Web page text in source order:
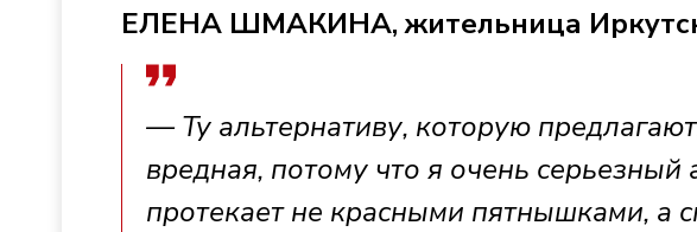
ЕЛЕНА ШМАКИНА, жительница
— Ту альтернативу, которую
вредная, потому что я очень
протекает не красными пятнышками, а